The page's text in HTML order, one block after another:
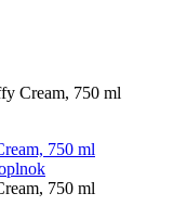
Cream, 750 ml